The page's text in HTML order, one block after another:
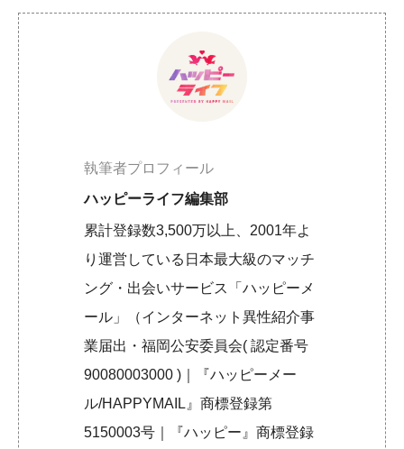
執筆者プロフィール
ハッピーライフ編集部
累計登録数3,500万以上、2001年よ
り運営している日本最大級のマッチ
ング・出会いサービス「ハッピーメ
ール」（インターネット異性紹介事
業届出・福岡公安委員会( 認定番号
90080003000 )｜『ハッピーメー
ル/HAPPYMAIL』商標登録第
5150003号｜『ハッピー』商標登録